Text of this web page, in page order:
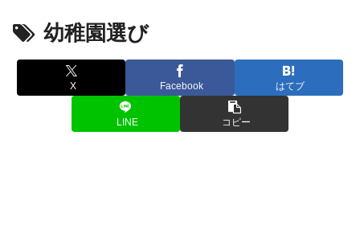
幼稚園選び
X Facebook はてブ
LINE コピー